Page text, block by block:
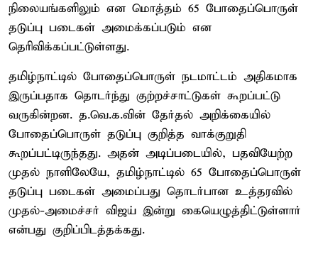
நிலையங்களிலும் என மொத்தம் 65 போதைப்பொருள்
தடுப்பு படைகள் அமைக்கப்படும் என
தெரிவிக்கப்பட்டுள்ளது.
தமிழ்நாட்டில் போதைப்பொருள் நடமாட்டம் அதிகமாக
இருப்பதாக தொடர்ந்து குற்றச்சாட்டுகள் கூறப்பட்டு
வருகின்றன. த.வெ.க.வின் தேர்தல் அறிக்கையில்
போதைப்பொருள் தடுப்பு குறித்த வாக்குறுதி
கூறப்பட்டிருந்தது. அதன் அடிப்படையில், பதவியேற்ற
முதல் நாளிலேயே, தமிழ்நாட்டில் 65 போதைப்பொருள்
தடுப்பு படைகள் அமைப்பது தொடர்பான உத்தரவில்
முதல்-அமைச்சர் விஜய் இன்று கையெழுத்திட்டுள்ளார்
என்பது குறிப்பிடத்தக்கது.